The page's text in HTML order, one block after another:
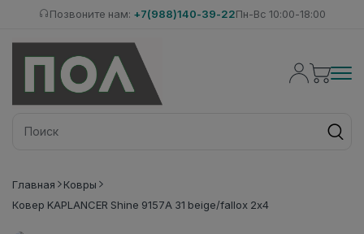
Позвоните нам: +7(988)140-39-22Пн-Вс 10:00-18:00
Главная
Ковры
Ковер KAPLANCER Shine 9157A 31 beige/fallox 2х4